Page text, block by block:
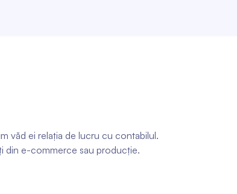
văd ei relația de lucru cu contabilul.
din e-commerce sau producție.